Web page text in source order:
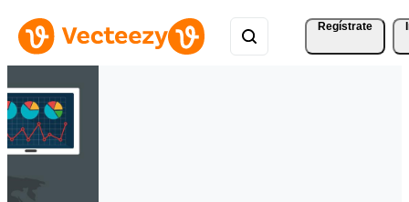
Regístrate